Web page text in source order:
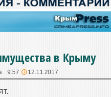
в Крыму
9:57 12.11.2017